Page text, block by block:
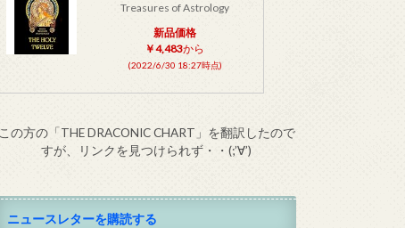
Treasures of Astrology
新品価格
￥4,483から
(2022/6/30 18:27時点)
この方の「THE DRACONIC CHART」を翻訳したので
すが、リンクを見つけられず・・(;’∀’)
ニュースレターを購読する